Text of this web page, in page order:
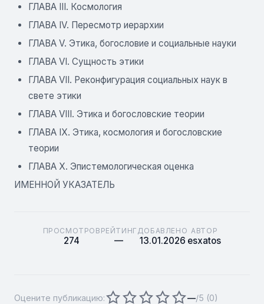
ГЛАВА III. Космология
ГЛАВА IV. Пересмотр иерархии
ГЛАВА V. Этика, богословие и социальные науки
ГЛАВА VI. Сущность этики
ГЛАВА VII. Реконфигурация социальных наук в
свете этики
ГЛАВА VIII. Этика и богословские теории
ГЛАВА IX. Этика, космология и богословские
теории
ГЛАВА Х. Эпистемологическая оценка
ИМЕННОЙ УКАЗАТЕЛЬ
ПРОСМОТРОВ
274
РЕЙТИНГ
—
ДОБАВЛЕНО
13.01.2026
АВТОР
esxatos
Оцените публикацию: —/5 (0)